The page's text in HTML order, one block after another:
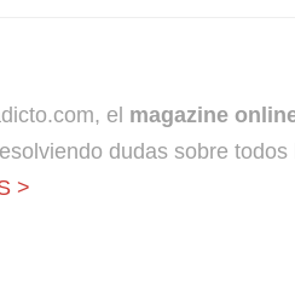
el magazine
dudas sobre
>